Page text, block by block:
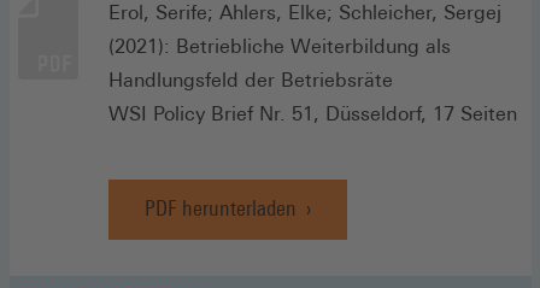
Erol, Serife; Ahlers, Elke; Schleicher, Sergej
(2021): Betriebliche Weiterbildung als
Handlungsfeld der Betriebsräte
WSI Policy Brief Nr. 51, Düsseldorf, 17 Seiten
PDF herunterladen